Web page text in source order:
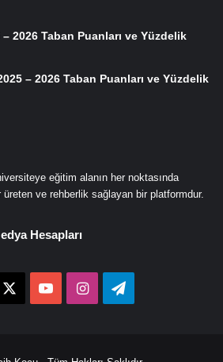
2026 Taban Puanları ve Yüzdelik
– 2026 Taban Puanları ve Yüzdelik
eğitim alanın her noktasında
ve rehberlik sağlayan bir platformdur.
Hesapları
YouTubeInstagramTelegram